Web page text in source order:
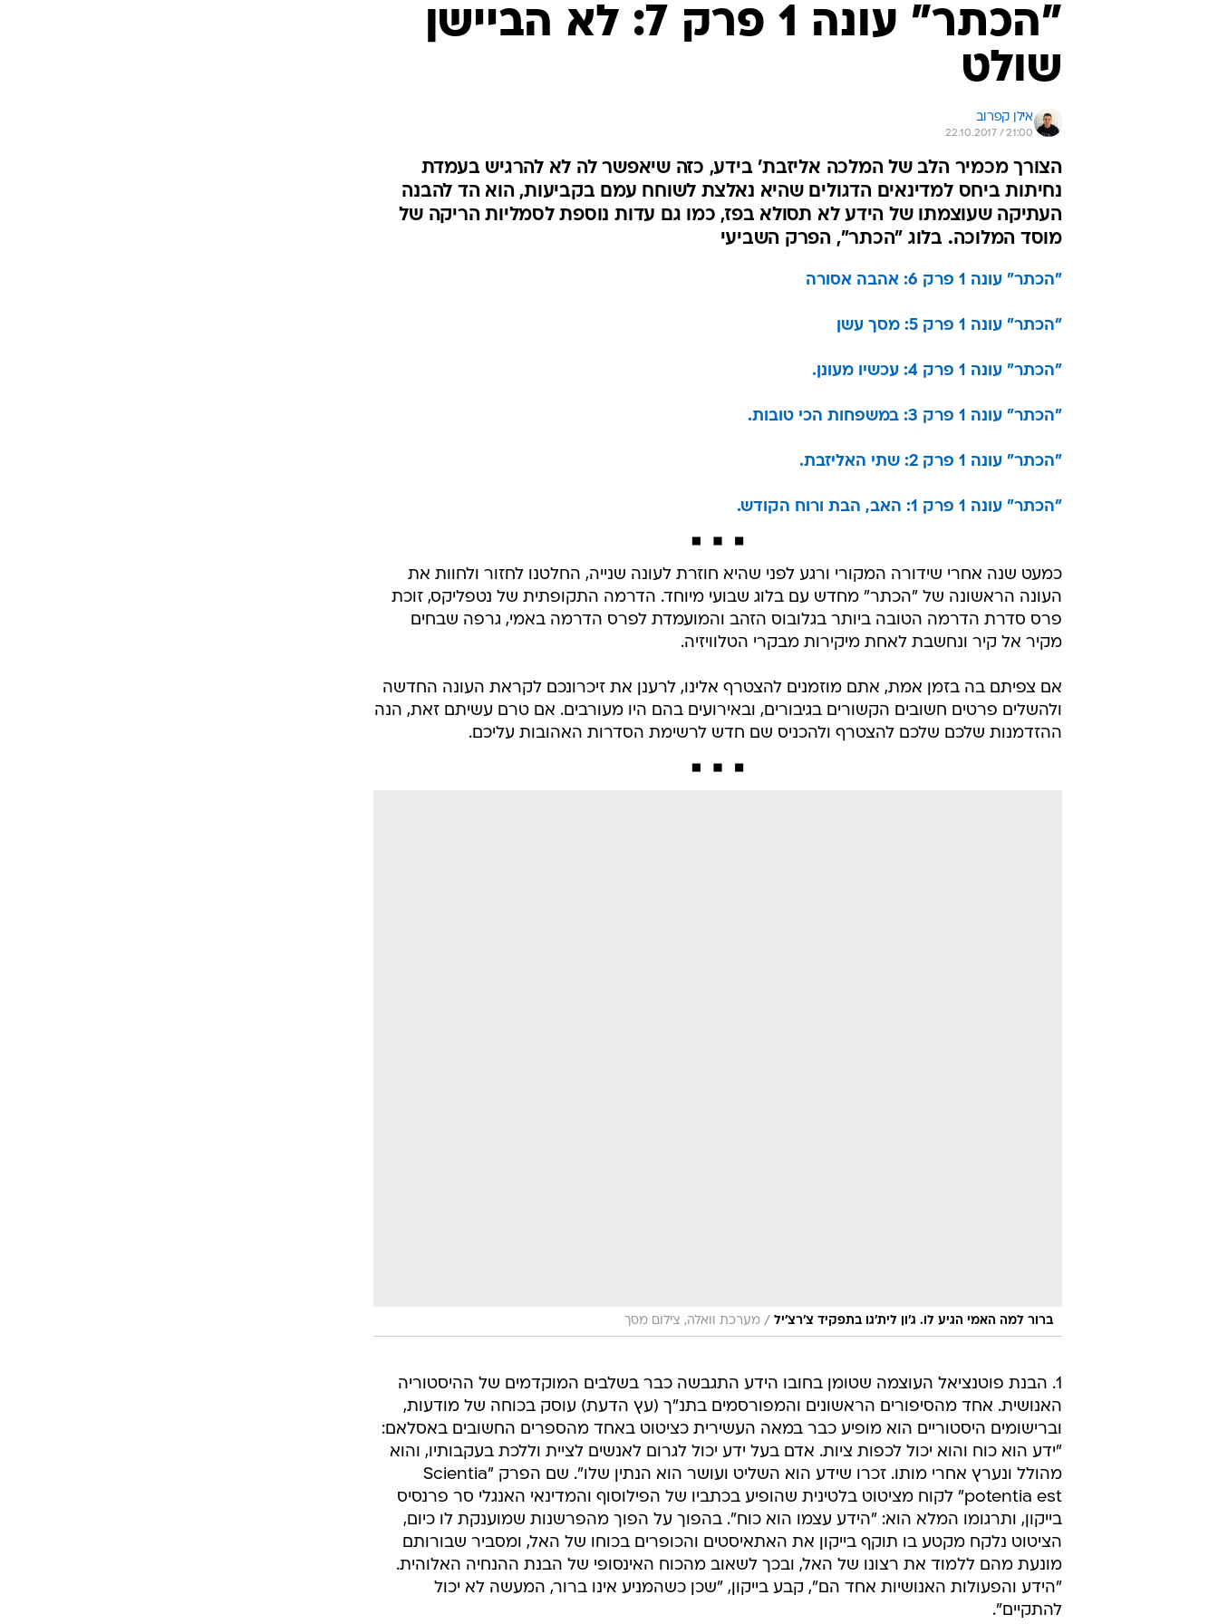
"הכתר" עונה 1 פרק 7: לא הביישן
שולט
אילן קפרוב
22.10.2017 / 21:00
הצורך מכמיר הלב של המלכה אליזבת' בידע, כזה שיאפשר לה לא להרגיש בעמדת
נחיתות ביחס למדינאים הדגולים שהיא נאלצת לשוחח עמם בקביעות, הוא הד להבנה
העתיקה שעוצמתו של הידע לא תסולא בפז, כמו גם עדות נוספת לסמליות הריקה של
מוסד המלוכה. בלוג "הכתר", הפרק השביעי
"הכתר" עונה 1 פרק 6: אהבה אסורה
"הכתר" עונה 1 פרק 5: מסך עשן
"הכתר" עונה 1 פרק 4: עכשיו מעונן.
"הכתר" עונה 1 פרק 3: במשפחות הכי טובות.
"הכתר" עונה 1 פרק 2: שתי האליזבת.
"הכתר" עונה 1 פרק 1: האב, הבת ורוח הקודש.
כמעט שנה אחרי שידורה המקורי ורגע לפני שהיא חוזרת לעונה שנייה, החלטנו לחזור ולחוות את
העונה הראשונה של "הכתר" מחדש עם בלוג שבועי מיוחד. הדרמה התקופתית של נטפליקס, זוכת
פרס סדרת הדרמה הטובה ביותר בגלובוס הזהב והמועמדת לפרס הדרמה באמי, גרפה שבחים
מקיר אל קיר ונחשבת לאחת מיקירות מבקרי הטלוויזיה.
אם צפיתם בה בזמן אמת, אתם מוזמנים להצטרף אלינו, לרענן את זיכרונכם לקראת העונה החדשה
ולהשלים פרטים חשובים הקשורים בגיבורים, ובאירועים בהם היו מעורבים. אם טרם עשיתם זאת, הנה
ההזדמנות שלכם שלכם להצטרף ולהכניס שם חדש לרשימת הסדרות האהובות עליכם.
ברור למה האמי הגיע לו. ג'ון לית'גו בתפקיד צ'רצ'יל / מערכת וואלה, צילום מסך
1. הבנת פוטנציאל העוצמה שטומן בחובו הידע התגבשה כבר בשלבים המוקדמים של ההיסטוריה
האנושית. אחד מהסיפורים הראשונים והמפורסמים בתנ"ך (עץ הדעת) עוסק בכוחה של מודעות,
וברישומים היסטוריים הוא מופיע כבר במאה העשירית כציטוט באחד מהספרים החשובים באסלאם:
"ידע הוא כוח והוא יכול לכפות ציות. אדם בעל ידע יכול לגרום לאנשים לציית וללכת בעקבותיו, והוא
מהולל ונערץ אחרי מותו. זכרו שידע הוא השליט ועושר הוא הנתין שלו". שם הפרק "Scientia
potentia est" לקוח מציטוט בלטינית שהופיע בכתביו של הפילוסוף והמדינאי האנגלי סר פרנסיס
בייקון, ותרגומו המלא הוא: "הידע עצמו הוא כוח". בהפוך על הפוך מהפרשנות שמוענקת לו כיום,
הציטוט נלקח מקטע בו תוקף בייקון את האתאיסטים והכופרים בכוחו של האל, ומסביר שבורותם
מונעת מהם ללמוד את רצונו של האל, ובכך לשאוב מהכוח האינסופי של הבנת ההנחיה האלוהית.
"הידע והפעולות האנושיות אחד הם", קבע בייקון, "שכן כשהמניע אינו ברור, המעשה לא יכול
להתקיים".